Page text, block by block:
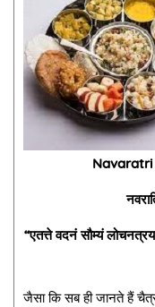
Navaratri
“एतत्ते वदनं सौम्यं
जैसा कि सब ही जानते हैं